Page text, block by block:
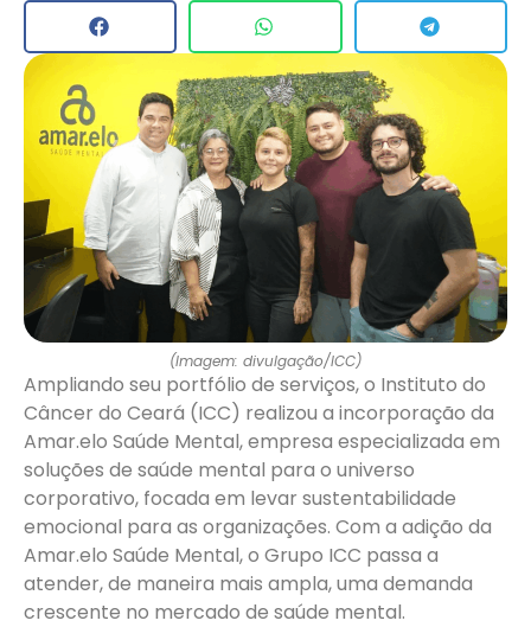
(Imagem: divulgação/ICC)
Ampliando seu portfólio de serviços, o Instituto do
Câncer do Ceará (ICC) realizou a incorporação da
Amar.elo Saúde Mental, empresa especializada em
soluções de saúde mental para o universo
corporativo, focada em levar sustentabilidade
emocional para as organizações. Com a adição da
Amar.elo Saúde Mental, o Grupo ICC passa a
atender, de maneira mais ampla, uma demanda
crescente no mercado de saúde mental.